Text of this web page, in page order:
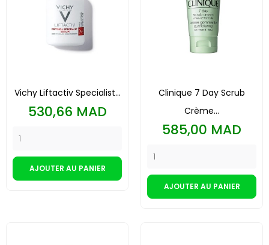
Vichy Liftactiv Specialist...
Prix
530,66 MAD
AJOUTER AU PANIER
Clinique 7 Day Scrub
Crème...
Prix
585,00 MAD
AJOUTER AU PANIER